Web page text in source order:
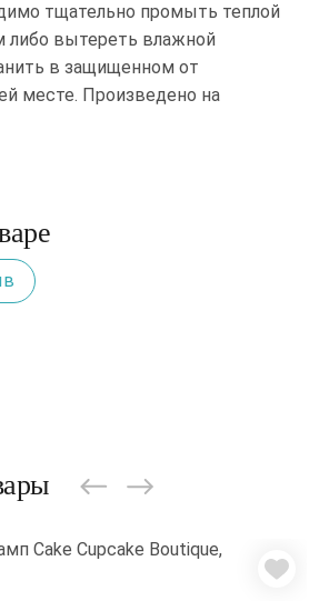
тщательно промыть теплой
либо вытереть влажной
в защищенном от
месте. Произведено на